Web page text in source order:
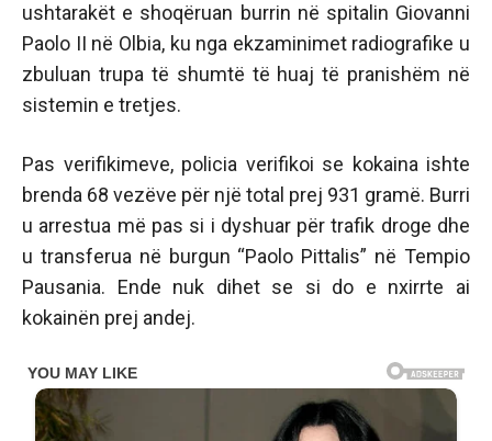
ushtarakët e shoqëruan burrin në spitalin Giovanni
Paolo II në Olbia, ku nga ekzaminimet radiografike u
zbuluan trupa të shumtë të huaj të pranishëm në
sistemin e tretjes.
Pas verifikimeve, policia verifikoi se kokaina ishte
brenda 68 vezëve për një total prej 931 gramë. Burri
u arrestua më pas si i dyshuar për trafik droge dhe
u transferua në burgun “Paolo Pittalis” në Tempio
Pausania. Ende nuk dihet se si do e nxirrte ai
kokainën prej andej.